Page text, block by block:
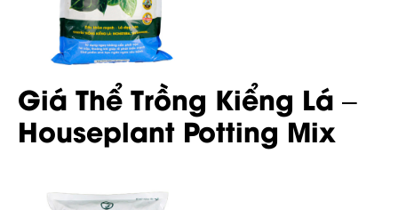
Giá Thể Trồng Kiểng Lá –
Houseplant Potting Mix